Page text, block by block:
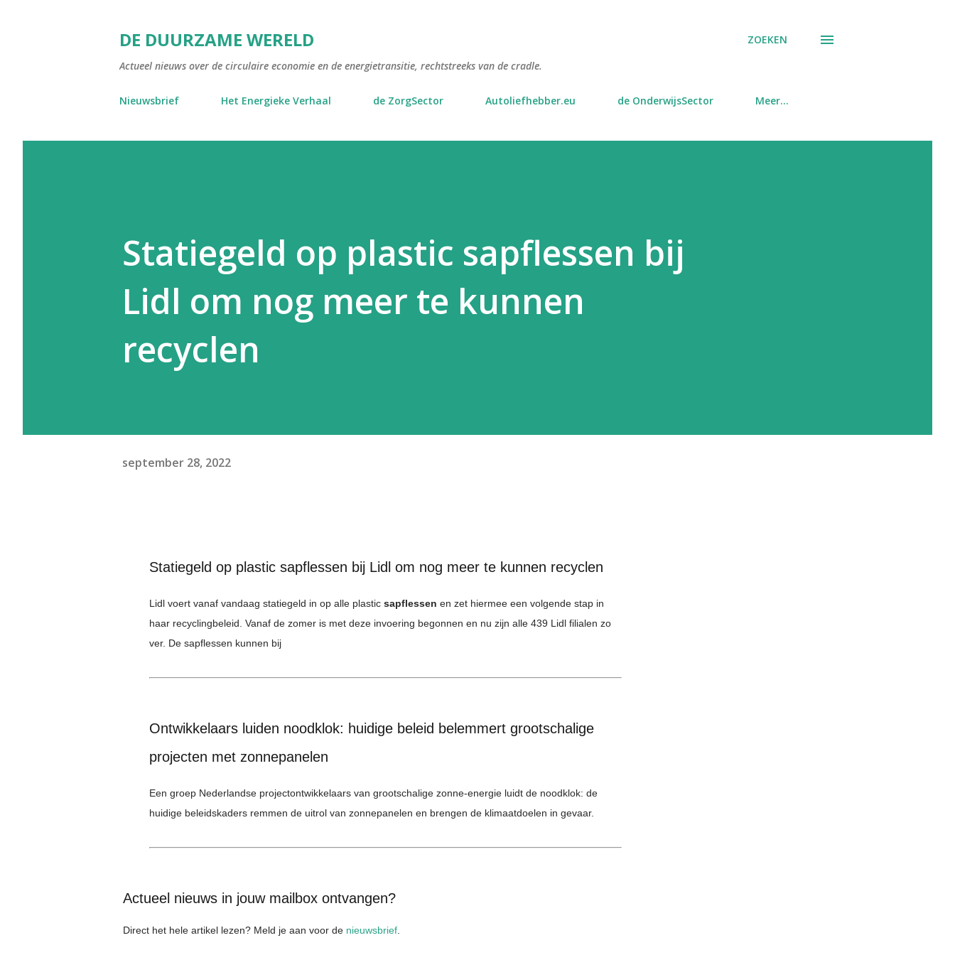
DE DUURZAME WERELD
Actueel nieuws over de circulaire economie en de energietransitie, rechtstreeks van de cradle.
ZOEKEN
Nieuwsbrief Het Energieke Verhaal de ZorgSector Autoliefhebber.eu de OnderwijsSector Meer…
Statiegeld op plastic sapflessen bij
Lidl om nog meer te kunnen
recyclen
september 28, 2022
Statiegeld op plastic sapflessen bij Lidl om nog meer te kunnen recyclen
Lidl voert vanaf vandaag statiegeld in op alle plastic sapflessen en zet hiermee een volgende stap in
haar recyclingbeleid. Vanaf de zomer is met deze invoering begonnen en nu zijn alle 439 Lidl filialen zo
ver. De sapflessen kunnen bij
Ontwikkelaars luiden noodklok: huidige beleid belemmert grootschalige
projecten met zonnepanelen
Een groep Nederlandse projectontwikkelaars van grootschalige zonne-energie luidt de noodklok: de
huidige beleidskaders remmen de uitrol van zonnepanelen en brengen de klimaatdoelen in gevaar.
Actueel nieuws in jouw mailbox ontvangen?
Direct het hele artikel lezen? Meld je aan voor de nieuwsbrief